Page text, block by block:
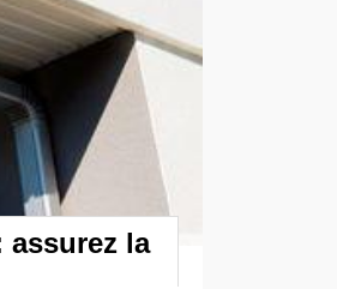
assurez la